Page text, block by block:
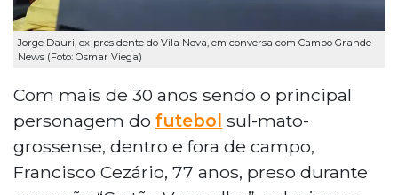
Jorge Dauri, ex-presidente do Vila Nova, em conversa com Campo Grande
News (Foto: Osmar Viega)
Com mais de 30 anos sendo o principal
personagem do futebol sul-mato-
grossense, dentro e fora de campo,
Francisco Cezário, 77 anos, preso durante